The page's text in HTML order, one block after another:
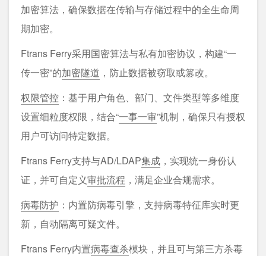
加密算法，确保数据在传输与存储过程中的全生命周
期加密。
Ftrans Ferry采用国密算法与私有加密协议，构建“一
传一密”的加密隧道 ，防止数据被窃取或篡改。
权限管控 ：基于用户角色、部门、文件类型等多维度
设置细粒度权限，结合“一事一审”机制，确保只有授权
用户可访问特定数据。
Ftrans Ferry支持与AD/LDAP集成 ，实现统一身份认
证，并可自定义审批流程 ，满足企业合规需求。
病毒防护 ：内置防病毒引擎，支持病毒特征库实时更
新，自动隔离可疑文件。
Ftrans Ferry内置病毒查杀模块，并且可与第三方杀毒